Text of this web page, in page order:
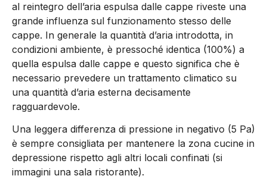
al reintegro dell’aria espulsa dalle cappe riveste una
grande influenza sul funzionamento stesso delle
cappe. In generale la quantità d’aria introdotta, in
condizioni ambiente, è pressoché identica (100%) a
quella espulsa dalle cappe e questo significa che è
necessario prevedere un trattamento climatico su
una quantità d’aria esterna decisamente
ragguardevole.
Una leggera differenza di pressione in negativo (5 Pa)
è sempre consigliata per mantenere la zona cucine in
depressione rispetto agli altri locali confinati (si
immagini una sala ristorante).